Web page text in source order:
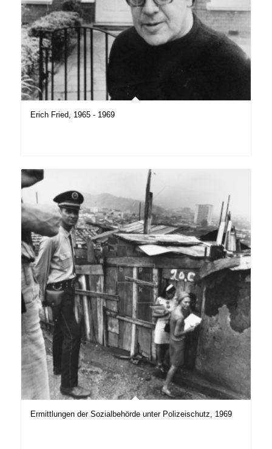
Erich Fried, 1965 - 1969
Ermittlungen der Sozialbehörde unter Polizeischutz, 1969